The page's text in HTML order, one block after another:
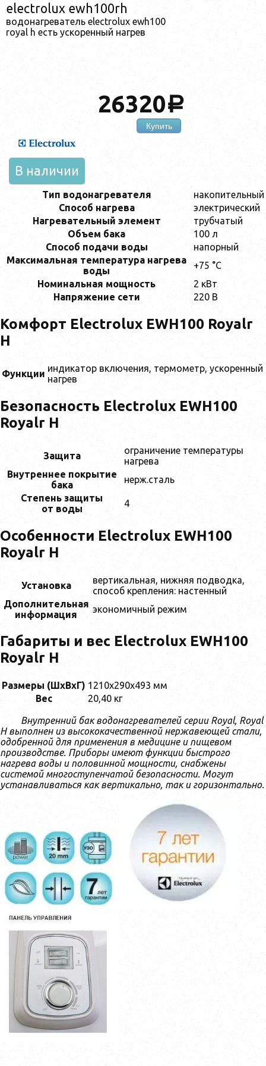
electrolux ewh100rh
водонагреватель electrolux ewh100
royal h есть ускоренный нагрев
26320a
Купить
В наличии
Тип водонагревателя
накопительный
Способ нагрева
электрический
Нагревательный элемент
трубчатый
Объем бака
100 л
Способ подачи воды
напорный
Максимальная температура нагрева
воды
+75 °С
Номинальная мощность
2 кВт
Напряжение сети
220 В
Комфорт Electrolux EWH100 Royalr
H
Функции индикатор включения, термометр, ускоренный
нагрев
Безопасность Electrolux EWH100
Royalr H
Защита
ограничение температуры
нагрева
Внутреннее покрытие
бака
нерж.сталь
Степень защиты
от воды
4
Особенности Electrolux EWH100
Royalr H
Установка
вертикальная, нижняя подводка,
способ крепления: настенный
Дополнительная
информация
экономичный режим
Габариты и вес Electrolux EWH100
Royalr H
Размеры (ШхВхГ) 1210x290x493 мм
Вес
20,40 кг
Внутренний бак водонагревателей серии Royal, Royal
H выполнен из высококачественной нержавеющей стали,
одобренной для применения в медицине и пищевом
производстве. Приборы имеют функции быстрого
нагрева воды и половинной мощности, снабжены
системой многоступенчатой безопасности. Могут
устанавливаться как вертикально, так и горизонтально.